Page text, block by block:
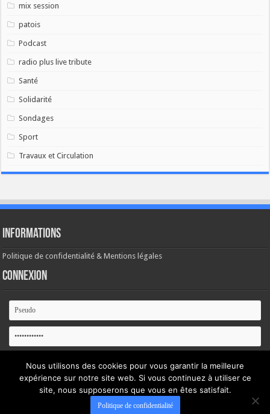
mix session
patois
Podcast
radio plus live tribute
Santé
Solidarité
Sondages
Sport
Travaux et Circulation
Informations
Politique de confidentialité & Mentions légales
Connexion
Se souvenir de moi
Mot de passe oublié ?
Nous utilisons des cookies pour vous garantir la meilleure
expérience sur notre site web. Si vous continuez à utiliser ce
site, nous supposerons que vous en êtes satisfait.
Politique de confidentialité